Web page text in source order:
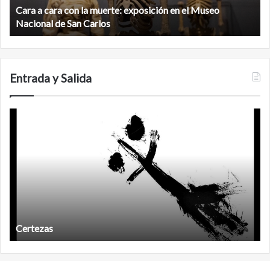
el
Museo
Nacional
de
San
Carlos
Cara a cara con la muerte: exposición en el Museo
Nacional de San Carlos
Entrada y Salida
Certezas